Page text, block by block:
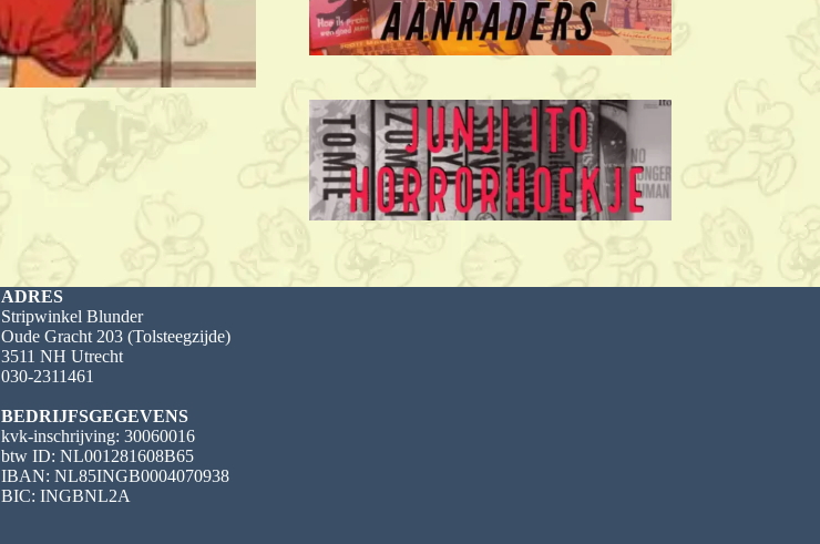
ADRES
Stripwinkel Blunder
Oude Gracht 203 (Tolsteegzijde)
3511 NH Utrecht
030-2311461
BEDRIJFSGEGEVENS
kvk-inschrijving: 30060016
btw ID: NL001281608B65
IBAN: NL85INGB0004070938
BIC: INGBNL2A